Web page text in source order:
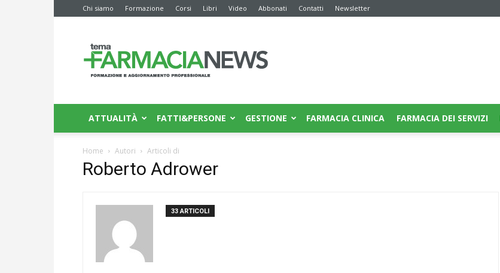
Chi siamo Formazione Corsi Libri Video Abbonati Contatti Newsletter
News
ATTUALITÀ FATTI&PERSONE GESTIONE FARMACIA CLINICA FARMACIA DEI SERVIZI
Home Autori Articoli di
Roberto Adrower
33 ARTICOLI